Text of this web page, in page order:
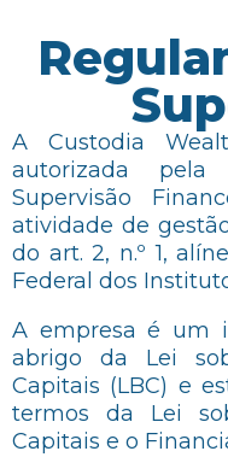
A Custodia
autorizada
Supervisão
atividade de
do art. 2, n.º 1,
Federal dos
A empresa é um
abrigo da Lei
Capitais (LBC) e
termos da Lei
Capitais e o